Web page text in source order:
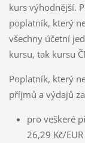
kurs výhodnější.
poplatník, který
všechny účetní
kursu, tak kursu
Poplatník, který
příjmů a výdajů
pro veškeré
26,29 Kč/EUR